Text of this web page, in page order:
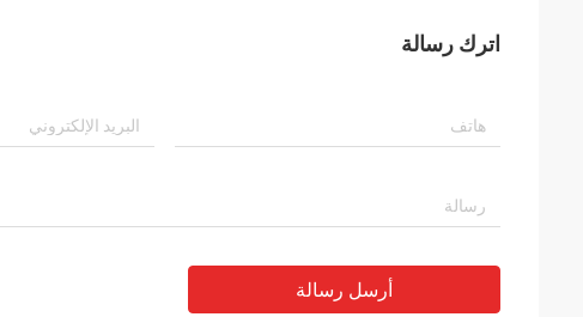
اترك رسالة
أرسل رسالة